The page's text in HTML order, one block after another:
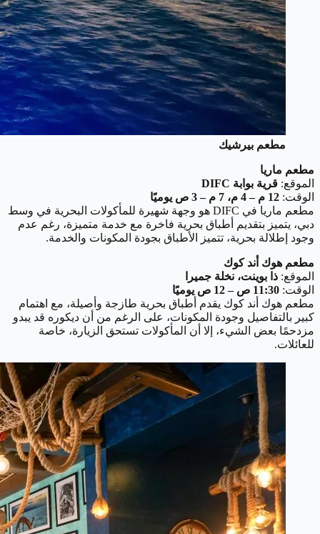
مطعم بيرشيك
مطعم ماريا
الموقع: قرية بوابة DIFC
الوقت: 12 م – 4 م، 7 م – 3 ص يوميًا
مطعم ماريا في DIFC هو وجهة شهيرة للمأكولات البحرية في وسط
دبي، يتميز بتقديم أطباق بحرية فاخرة مع خدمة متميزة، رغم عدم
وجود إطلالة بحرية، تتميز الأطباق بجودة المكونات والخدمة.
مطعم هوك أند كوك
الموقع: ذا بوينت، نخلة جميرا
الوقت: 11:30 ص – 12 ص يوميًا
مطعم هوك أند كوك يقدم أطباق بحرية طازجة وأصيلة، مع اهتمام
كبير بالتفاصيل وجودة المكونات، على الرغم من أن ديكوره قد يبدو
مزدحمًا بعض الشيء، إلا أن المأكولات تستحق الزيارة، خاصة
للعائلات.